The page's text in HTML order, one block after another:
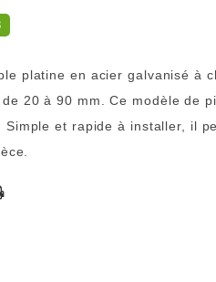
platine en acier galvanisé à
20 à 90 mm. Ce modèle de
Simple et rapide à installer, il